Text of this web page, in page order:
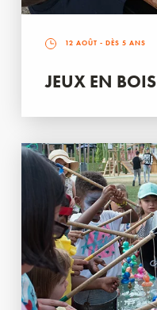
12 AOÛT - DÈS 5 ANS
JEUX EN BOIS